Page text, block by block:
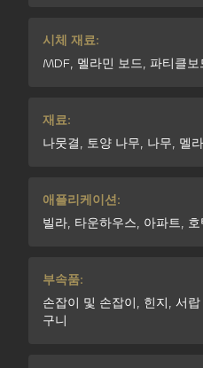
시체 재료:
MDF, 멜라민 보드, 파티클
재료:
나뭇결, 토양 나무, 나무, 멜
애플리케이션:
빌라, 타운하우스, 아파트,
부속품:
손잡이 및 손잡이, 힌지, 서
구니